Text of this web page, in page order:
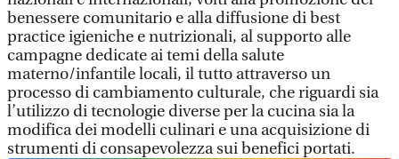
benessere comunitario e alla diffusione di best
practice igieniche e nutrizionali, al supporto alle
campagne dedicate ai temi della salute
materno/infantile locali, il tutto attraverso un
processo di cambiamento culturale, che riguardi sia
l’utilizzo di tecnologie diverse per la cucina sia la
modifica dei modelli culinari e una acquisizione di
strumenti di consapevolezza sui benefici portati.